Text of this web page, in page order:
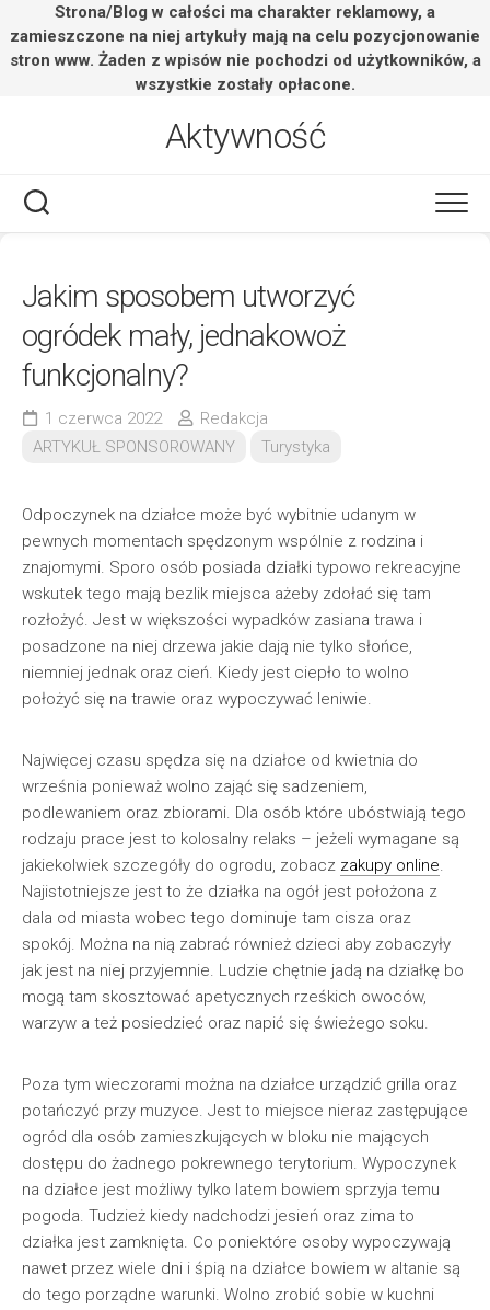
Strona/Blog w całości ma charakter reklamowy, a
zamieszczone na niej artykuły mają na celu pozycjonowanie
stron www. Żaden z wpisów nie pochodzi od użytkowników, a
wszystkie zostały opłacone.
Aktywność
Jakim sposobem utworzyć
ogródek mały, jednakowoż
funkcjonalny?
1 czerwca 2022
Redakcja
ARTYKUŁ SPONSOROWANY
Turystyka
Odpoczynek na działce może być wybitnie udanym w
pewnych momentach spędzonym wspólnie z rodzina i
znajomymi. Sporo osób posiada działki typowo rekreacyjne
wskutek tego mają bezlik miejsca ażeby zdołać się tam
rozłożyć. Jest w większości wypadków zasiana trawa i
posadzone na niej drzewa jakie dają nie tylko słońce,
niemniej jednak oraz cień. Kiedy jest ciepło to wolno
położyć się na trawie oraz wypoczywać leniwie.
Najwięcej czasu spędza się na działce od kwietnia do
września ponieważ wolno zająć się sadzeniem,
podlewaniem oraz zbiorami. Dla osób które ubóstwiają tego
rodzaju prace jest to kolosalny relaks – jeżeli wymagane są
jakiekolwiek szczegóły do ogrodu, zobacz zakupy online.
Najistotniejsze jest to że działka na ogół jest położona z
dala od miasta wobec tego dominuje tam cisza oraz
spokój. Można na nią zabrać również dzieci aby zobaczyły
jak jest na niej przyjemnie. Ludzie chętnie jadą na działkę bo
mogą tam skosztować apetycznych rześkich owoców,
warzyw a też posiedzieć oraz napić się świeżego soku.
Poza tym wieczorami można na działce urządzić grilla oraz
potańczyć przy muzyce. Jest to miejsce nieraz zastępujące
ogród dla osób zamieszkujących w bloku nie mających
dostępu do żadnego pokrewnego terytorium. Wypoczynek
na działce jest możliwy tylko latem bowiem sprzyja temu
pogoda. Tudzież kiedy nadchodzi jesień oraz zima to
działka jest zamknięta. Co poniektóre osoby wypoczywają
nawet przez wiele dni i śpią na działce bowiem w altanie są
do tego porządne warunki. Wolno zrobić sobie w kuchni